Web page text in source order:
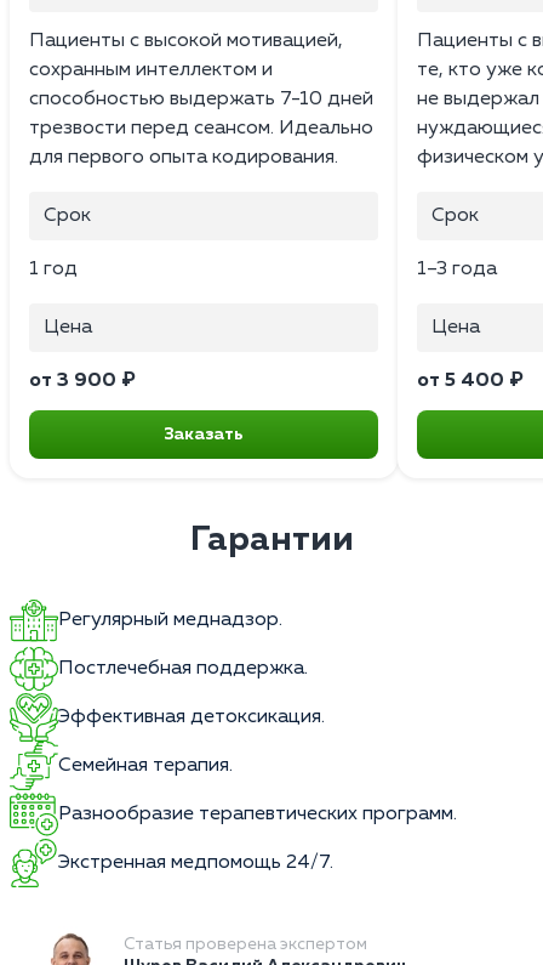
Пациенты с высокой мотивацией,
сохранным интеллектом и
способностью выдержать 7-10 дней
трезвости перед сеансом. Идеально
для первого опыта кодирования.
Срок
1 год
Цена
от 3 900 ₽
Заказать
Пациенты с
те, кто уже
не
физическом
Срок
1–3 года
Цена
от 5 400 ₽
Гарантии
Регулярный меднадзор.
Постлечебная поддержка.
Эффективная детоксикация.
Семейная терапия.
Разнообразие терапевтических программ.
Экстренная медпомощь 24/7.
Статья проверена экспертом